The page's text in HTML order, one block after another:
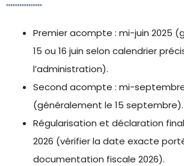
Premier acompte : mi-juin 2025
15 ou 16 juin selon calendrier
l’administration).
Second acompte : mi-
(généralement le 15 septembre).
Régularisation et déclaration
2026 (vérifier la date exacte
documentation fiscale 2026).